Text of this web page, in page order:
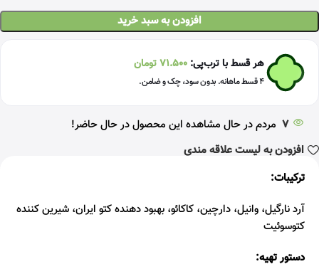
ترکیبات:
آرد نارگیل، وانیل، دارچین، کاکائو، بهبود دهنده کتو ایران، شیرین کننده
کتوسوئیت
دستور تهیه:
افزودن به سبد خرید
هر قسط با ترب‌پی: 71.500تومان
۴ قسط ماهانه. بدون سود، چک و ضامن.
7 مردم در حال مشاهده این محصول در حال حاضر!
افزودن به لیست علاقه مندی